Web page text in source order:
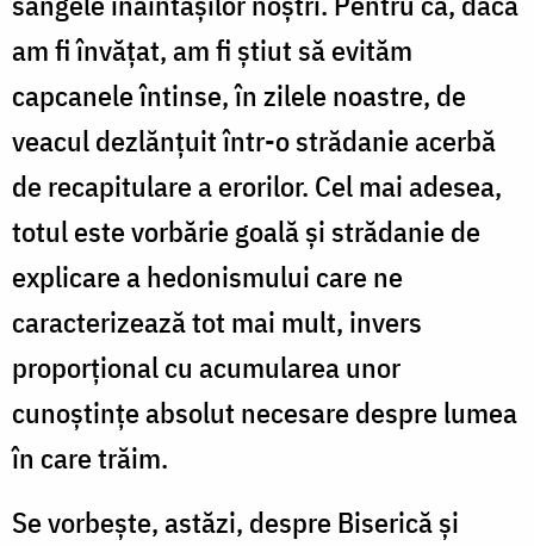
am fi învățat, am fi știut să evităm
capcanele întinse, în zilele noastre, de
veacul dezlănțuit într-o strădanie acerbă
de recapitulare a erorilor. Cel mai adesea,
totul este vorbărie goală și strădanie de
explicare a hedonismului care ne
caracterizează tot mai mult, invers
proporțional cu acumularea unor
cunoștințe absolut necesare despre lumea
în care trăim.
Se vorbește, astăzi, despre Biserică și